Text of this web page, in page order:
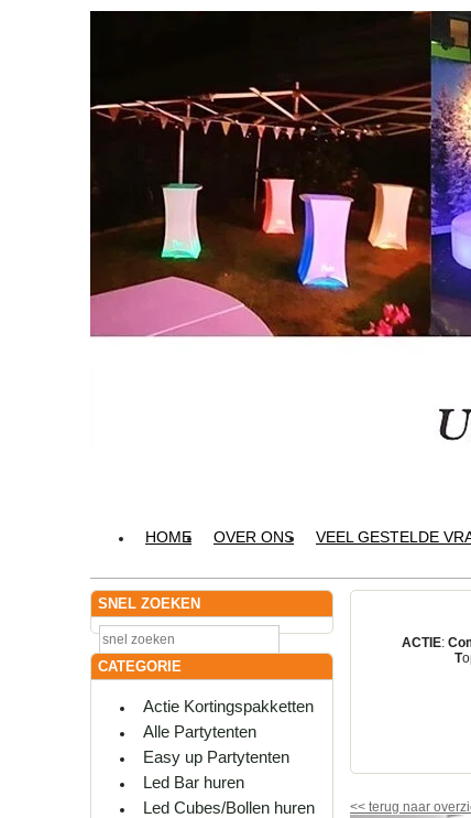
HOME OVER ONS VEEL GESTELDE
SNEL ZOEKEN
CATEGORIE
Actie Kortingspakketten
Alle Partytenten
Easy up Partytenten
Led Bar huren
Led Cubes/Bollen huren
ACTIE:
T
<< terug naar